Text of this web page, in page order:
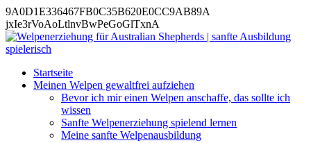
9A0D1E336467FB0C35B620E0CC9AB89A
jxIe3rVoAoLtlnvBwPeGoGlTxnA
Startseite
Meinen Welpen gewaltfrei aufziehen
Bevor ich mir einen Welpen anschaffe, das sollte ich
wissen
Sanfte Welpenerziehung spielend lernen
Meine sanfte Welpenausbildung